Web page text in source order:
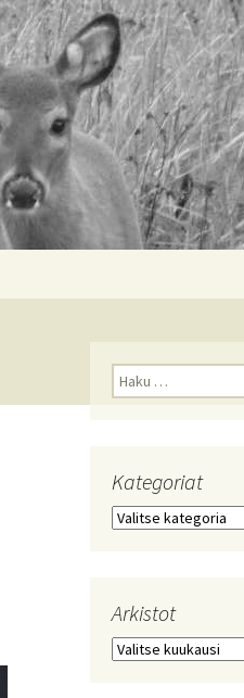
Haku:
Kategoriat
Kategoriat
Arkistot
Arkistot